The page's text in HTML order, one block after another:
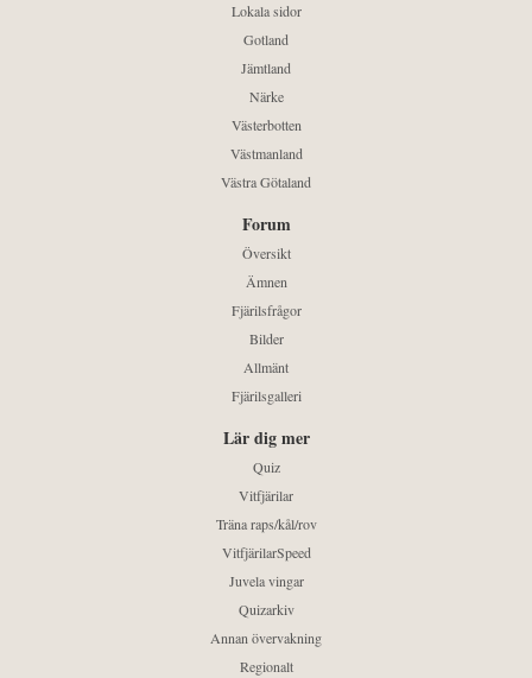
Lokala sidor
Gotland
Jämtland
Närke
Västerbotten
Västmanland
Västra Götaland
Forum
Översikt
Ämnen
Fjärilsfrågor
Bilder
Allmänt
Fjärilsgalleri
Lär dig mer
Quiz
Vitfjärilar
Träna raps/kål/rov
VitfjärilarSpeed
Juvela vingar
Quizarkiv
Annan övervakning
Regionalt